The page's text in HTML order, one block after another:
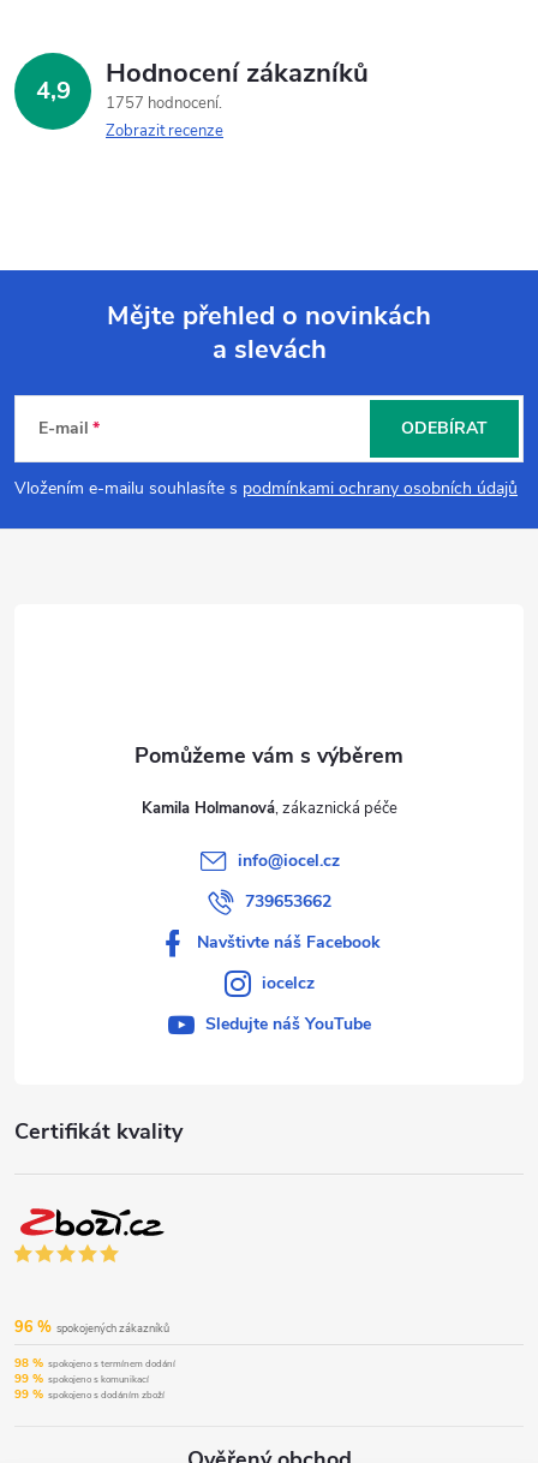
4,9 Hodnocení zákazníků
1757 hodnocení
Zobrazit recenze
p
a
Mějte přehled o novinkách
a slevách
E-mail
Vložením e-mailu souhlasíte s podmínkami ochrany osobních údajů
ODEBÍRAT
Certifikát kvality
96 % spokojených zákazníků
98 % spokojeno s termínem dodání
99 % spokojeno s komunikací
99 % spokojeno s dodáním zboží
Kamila Holmanová
info@iocel.cz
739653662
Navštivte náš Facebook
iocelcz
Sledujte náš YouTube